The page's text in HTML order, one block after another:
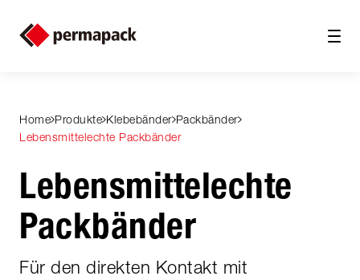
Home Produkte Klebebänder Packbänder
Lebensmittelechte Packbänder
Lebensmittelechte
Packbänder
Für den direkten Kontakt mit